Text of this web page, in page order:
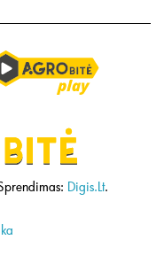
Digis.Lt.